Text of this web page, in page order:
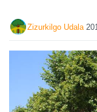
Zizurkilgo Udala